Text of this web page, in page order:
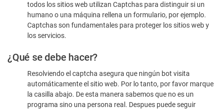
humano
todos los sitios web utilizan Captchas para distinguir si un
humano o una máquina rellena un formulario, por ejemplo.
Captchas son fundamentales para proteger los sitios web y
los servicios.
¿Qué se debe hacer?
Resolviendo el captcha asegura que ningún bot visita
automáticamente el sitio web. Por lo tanto, por favor marque
la casilla abajo. De esta manera sabemos que no es un
programa sino una persona real. Despues puede seguir